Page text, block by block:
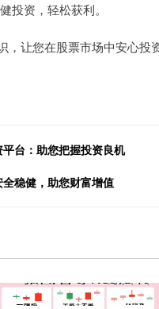
投资，轻松获利。
让您在股票市场中安心
台：助您把握投资良机
稳健，助您财富增值